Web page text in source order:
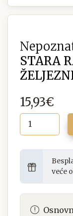
STARA
15,93€
veće